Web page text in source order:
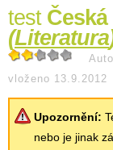
test
(Literatura
vloženo 13.9.2012
Upozornění:
nebo je jinak